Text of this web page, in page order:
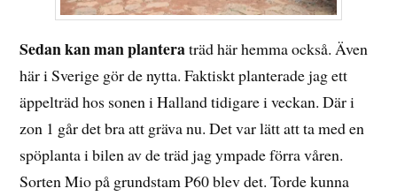
Sedan kan man planteraträd här hemma också. Även
här i Sverige gör de nytta. Faktiskt planterade jag ett
äppelträd hos sonen i Halland tidigare i veckan. Där i
zon 1 går det bra att gräva nu. Det var lätt att ta med en
spöplanta i bilen av de träd jag ympade förra våren.
Sorten Mio på grundstam P60 blev det. Torde kunna